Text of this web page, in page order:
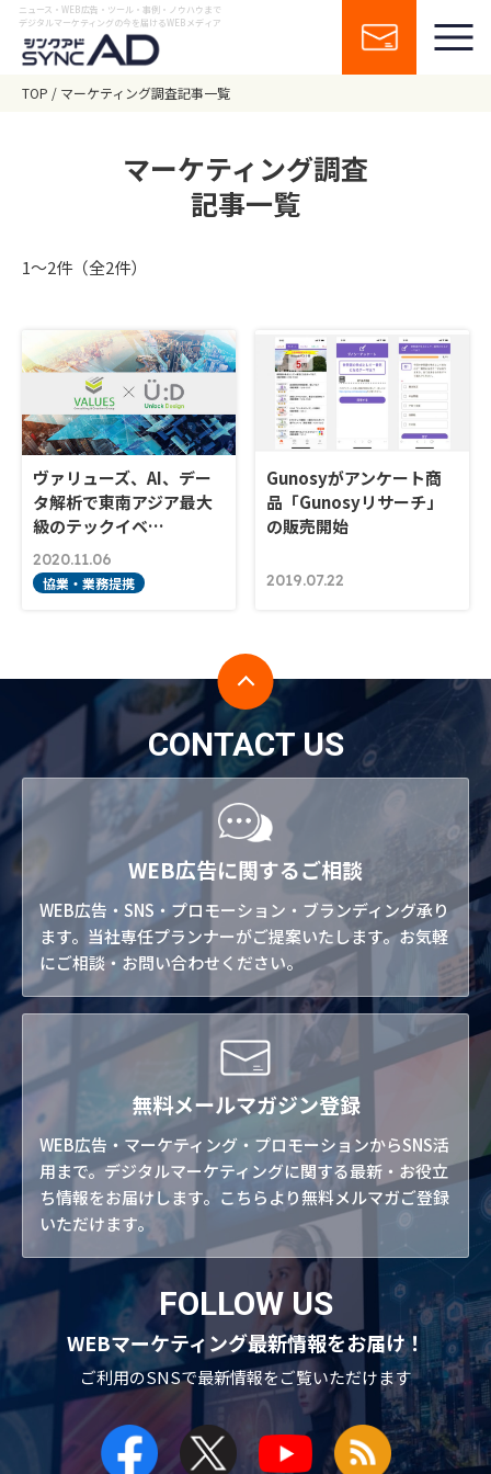
ニュース・WEB広告・ツール・事例・ノウハウまで
デジタルマーケティングの今を届けるWEBメディア
TOP マーケティング調査記事一覧
マーケティング調査
記事一覧
1〜2件（全2件）
ヴァリューズ、AI、デー
タ解析で東南アジア最大
級のテックイベ…
2020.11.06
協業・業務提携
Gunosyがアンケート商
品「Gunosyリサーチ」
の販売開始
2019.07.22
CONTACT US
WEB広告に関するご相談
WEB広告・SNS・プロモーション・ブランディング承り
ます。当社専任プランナーがご提案いたします。お気軽
にご相談・お問い合わせください。
無料メールマガジン登録
WEB広告・マーケティング・プロモーションからSNS活
用まで。デジタルマーケティングに関する最新・お役立
ち情報をお届けします。こちらより無料メルマガご登録
いただけます。
FOLLOW US
WEBマーケティング最新情報をお届け！
ご利用のSNSで最新情報をご覧いただけます